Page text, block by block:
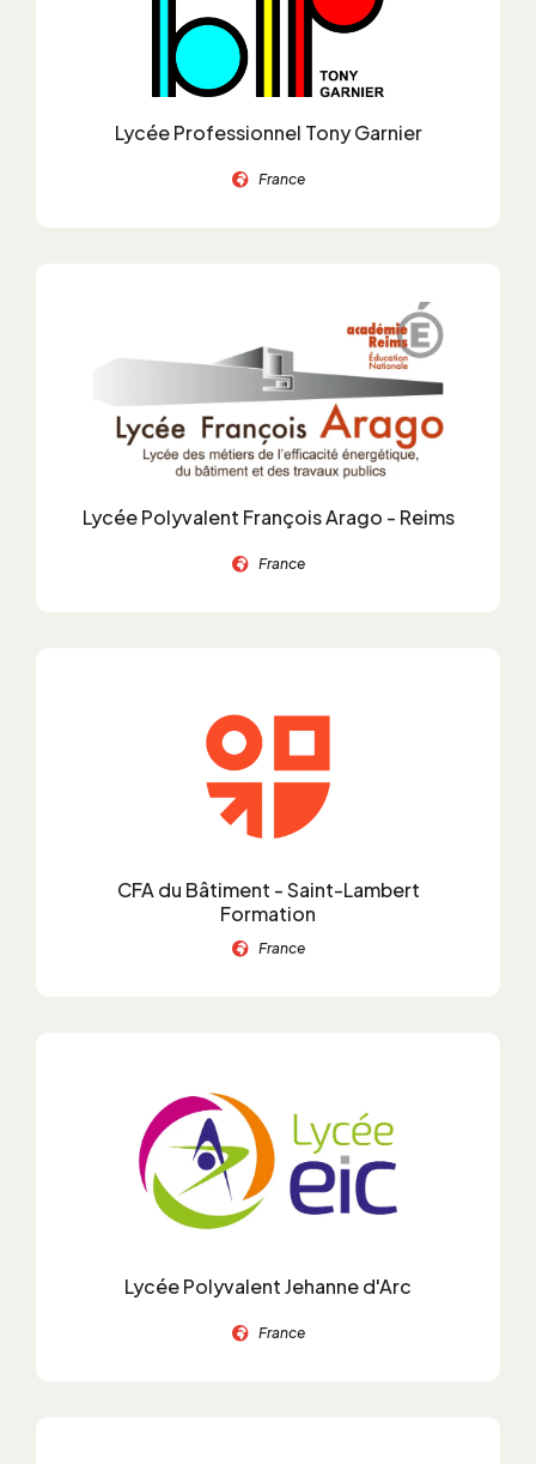
Lycée Professionnel Tony Garnier
France
Lycée Polyvalent François Arago - Reims
France
CFA du Bâtiment - Saint-Lambert
Formation
France
Lycée Polyvalent Jehanne d'Arc
France